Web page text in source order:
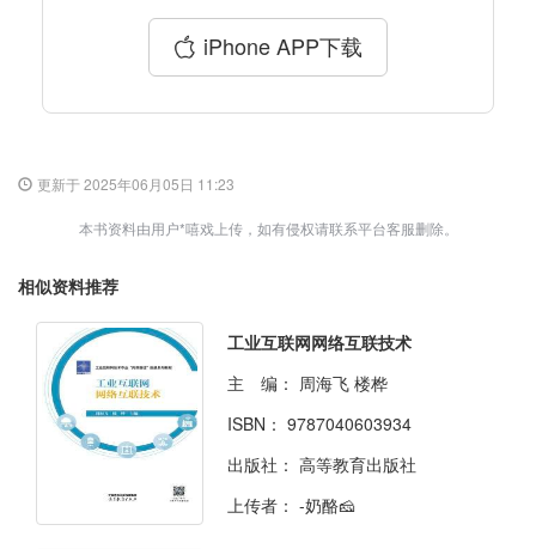
iPhone APP下载
更新于 2025年06月05日 11:23
本书资料由用户*嘻戏上传，如有侵权请联系平台客服删除。
相似资料推荐
工业互联网网络互联技术
主 编： 周海飞 楼桦
ISBN： 9787040603934
出版社： 高等教育出版社
上传者： -奶酪🧀